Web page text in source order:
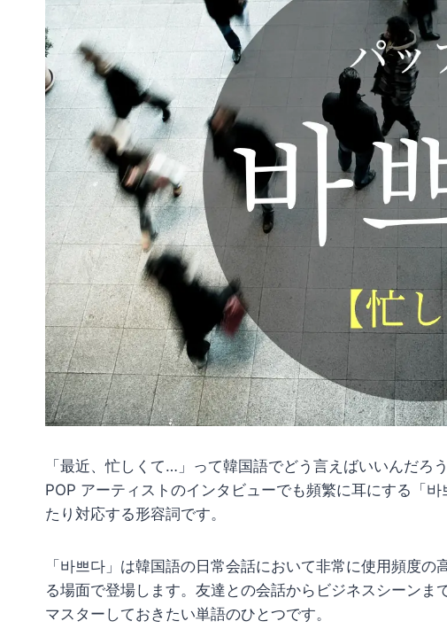
「最近、忙しくて…」って韓国語でどう言えばいいんだ
POP アーティストのインタビューでも頻繁に耳にする「
たり対応する形容詞です。
「바쁘다」は韓国語の日常会話において非常に使用頻度
る場面で登場します。友達との会話からビジネスシーン
マスターしておきたい単語のひとつです。